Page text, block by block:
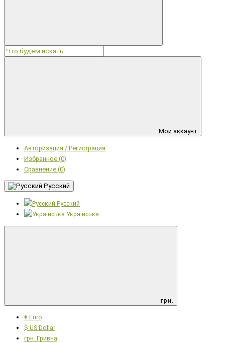
Мой аккаунт
Авторизация / Регистрация
Избранное (0)
Сравнение (0)
Русский
Русский
Українська
грн.
€ Euro
$ US Dollar
грн. Гривна